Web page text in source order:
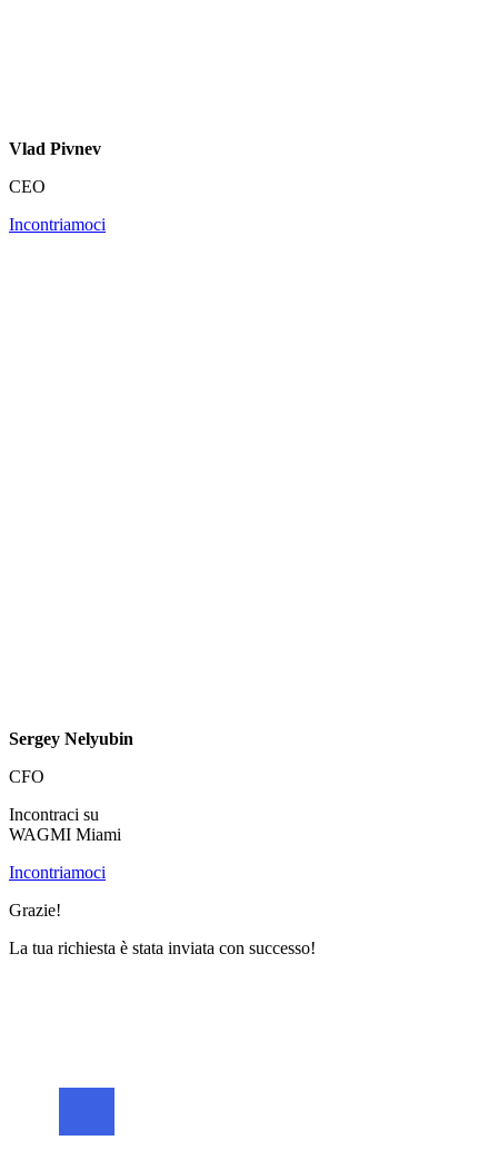
Vlad Pivnev
CEO
Incontriamoci
Sergey Nelyubin
CFO
Incontraci su
WAGMI Miami
Incontriamoci
Grazie!
La tua richiesta è stata inviata con successo!